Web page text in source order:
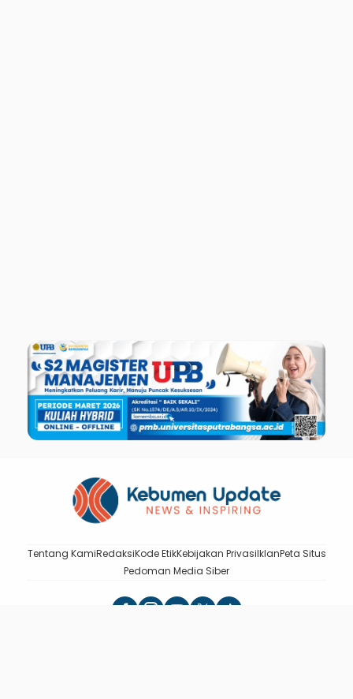
Tentang KamiRedaksiKode EtikKebijakan PrivasiIklanPeta Situs
Pedoman Media Siber